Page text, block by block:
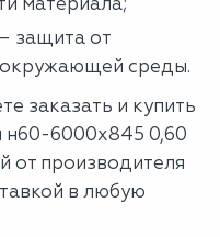
защита от
среды.
заказать и купить
н60-6000х845 0,60
от производителя
в любую